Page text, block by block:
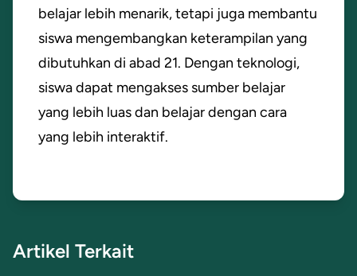
belajar lebih menarik, tetapi juga membantu
siswa mengembangkan keterampilan yang
dibutuhkan di abad 21. Dengan teknologi,
siswa dapat mengakses sumber belajar
yang lebih luas dan belajar dengan cara
yang lebih interaktif.
Artikel Terkait